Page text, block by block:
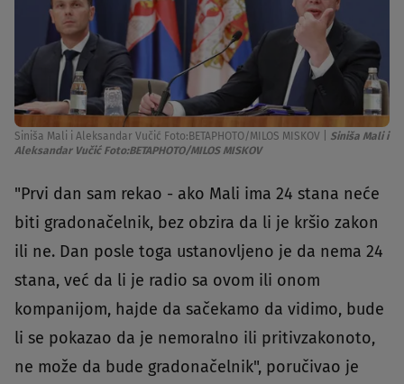
Siniša Mali i Aleksandar Vučić Foto:BETAPHOTO/MILOS MISKOV
Siniša Mali i
Aleksandar Vučić Foto:BETAPHOTO/MILOS MISKOV
"Prvi dan sam rekao - ako Mali ima 24 stana neće
biti gradonačelnik, bez obzira da li je kršio zakon
ili ne. Dan posle toga ustanovljeno je da nema 24
stana, već da li je radio sa ovom ili onom
kompanijom, hajde da sačekamo da vidimo, bude
li se pokazao da je nemoralno ili pritivzakonoto,
ne može da bude gradonačelnik", poručivao je